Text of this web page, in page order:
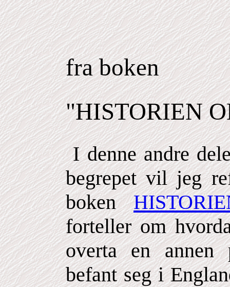
fraboken
"HISTORIEN
I denne andre
begrepet vil jeg
boken
forteller om
overta en annen
befant seg i